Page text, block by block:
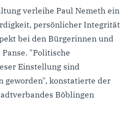
verleihe Paul Nemeth ein
persönlicher Integrität
bei den Bürgerinnen und
"Politische
Einstellung sind
geworden", konstatierte der
Böblingen